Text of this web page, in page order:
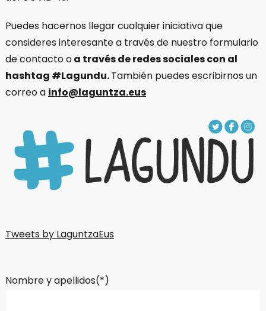
Puedes hacernos llegar cualquier iniciativa que
consideres interesante a través de nuestro formulario
de contacto oa través de redes sociales con al
hashtag #Lagundu.También puedes escribirnos un
correo a info@laguntza.eus
Tweets by LaguntzaEus
Nombre y apellidos(*)